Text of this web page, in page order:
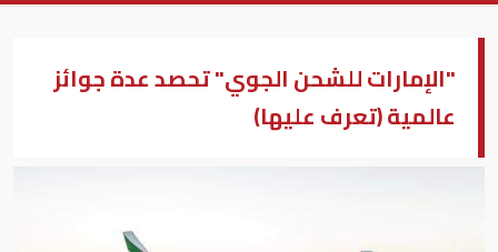
"الإمارات للشحن الجوي" تحصد عدة جوائز
عالمية (تعرف عليها)